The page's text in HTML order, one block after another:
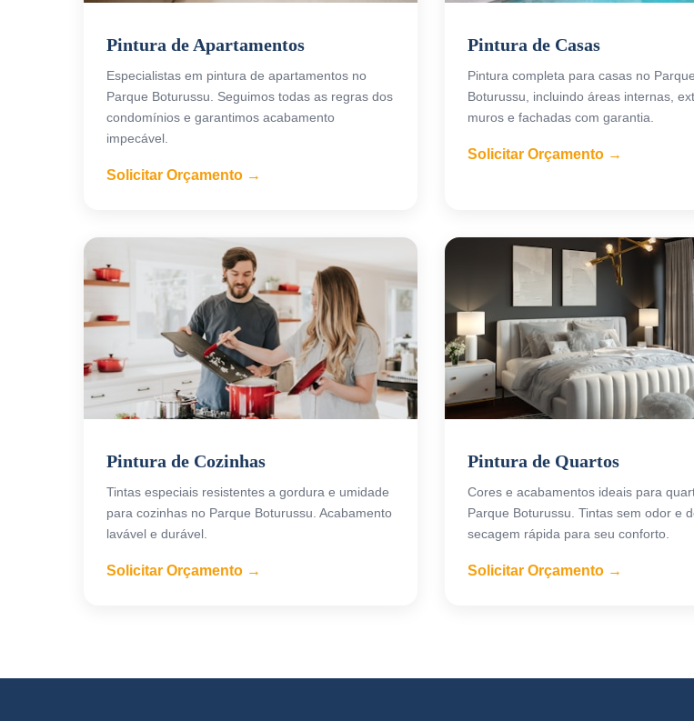
Pintura de Apartamentos
Especialistas em pintura de apartamentos no
Parque Boturussu. Seguimos todas as regras dos
condomínios e garantimos acabamento
impecável.
Solicitar Orçamento →
Pintura de Casas
Pintura completa para casas no Parque
Boturussu, incluindo áreas internas,
muros e fachadas com garantia.
Solicitar Orçamento →
Pintura de Cozinhas
Tintas especiais resistentes a gordura e umidade
para cozinhas no Parque Boturussu. Acabamento
lavável e durável.
Solicitar Orçamento →
Pintura de Quartos
Cores e acabamentos ideais para
Parque Boturussu. Tintas sem odor e
secagem rápida para seu conforto.
Solicitar Orçamento →